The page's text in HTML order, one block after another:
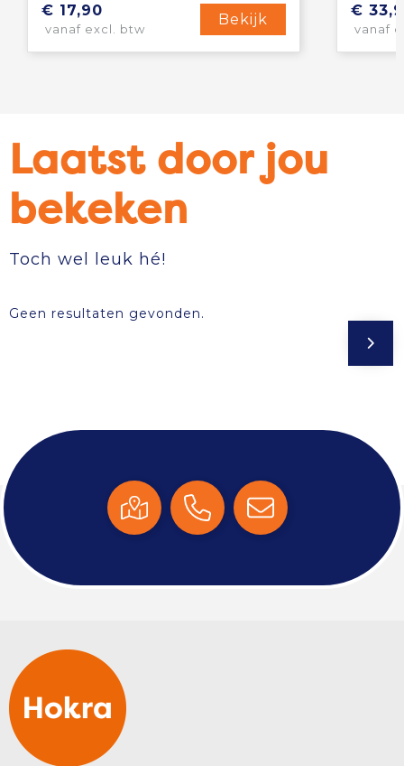
€ 17,90
vanaf excl. btw
Bekijk
€
vanaf
Laatst door jou
bekeken
Toch wel leuk hé!
Geen resultaten gevonden.